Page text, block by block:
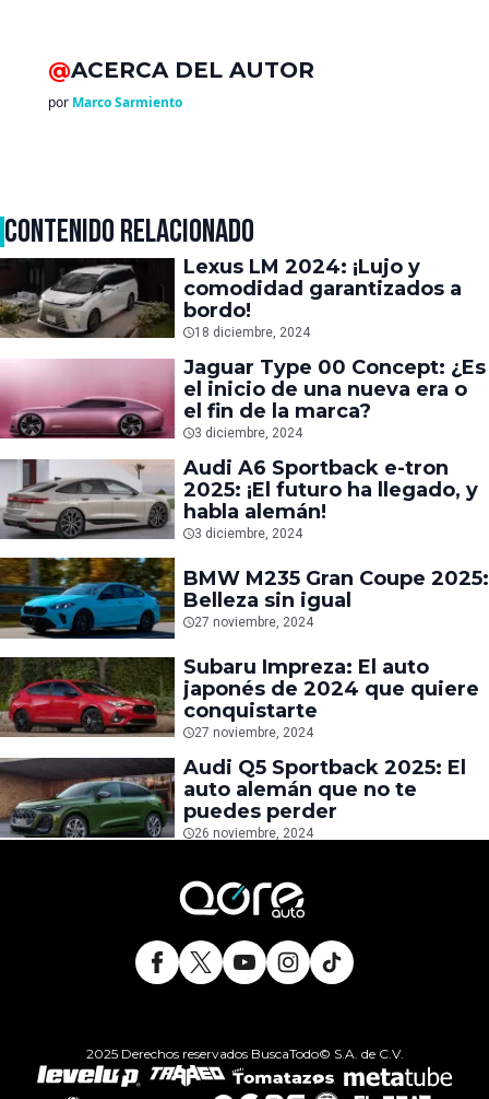
@ACERCA DEL AUTOR
por Marco Sarmiento
CONTENIDO RELACIONADO
Lexus LM 2024: ¡Lujo y
comodidad garantizados a
bordo!
18 diciembre, 2024
Jaguar Type 00 Concept: ¿Es
el inicio de una nueva era o
el fin de la marca?
3 diciembre, 2024
Audi A6 Sportback e-tron
2025: ¡El futuro ha llegado, y
habla alemán!
3 diciembre, 2024
BMW M235 Gran Coupe 2025:
Belleza sin igual
27 noviembre, 2024
Subaru Impreza: El auto
japonés de 2024 que quiere
conquistarte
27 noviembre, 2024
Audi Q5 Sportback 2025: El
auto alemán que no te
puedes perder
26 noviembre, 2024
2025 Derechos reservados BuscaTodo© S.A. de C.V.